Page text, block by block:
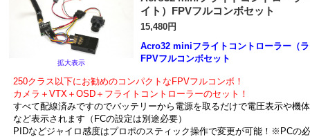
拡大表示
イト）FPVフルコンボセット
15,480円
Acro32 miniフライトコントローラー（
FPVフルコンボセット
250クラス以下にお勧めのコンパクトなFPVフルコンボ！
カメラ＋VTX＋OSD＋フライトコントローラーのセット！
すべて配線済みですのでバッテリーから電源を取るだけで電圧表示や機
など表示されます（FCの設定は別途必要）
PIDなどジャイロ感度はプロポのスティック操作で変更が可能！※PCの